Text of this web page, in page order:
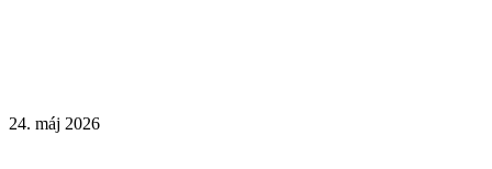
24. máj 2026